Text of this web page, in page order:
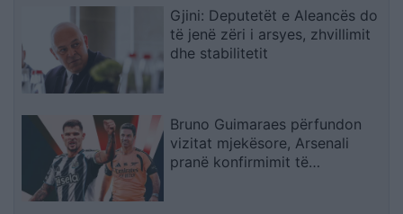
Gjini: Deputetët e Aleancës do
të jenë zëri i arsyes, zhvillimit
dhe stabilitetit
Bruno Guimaraes përfundon
vizitat mjekësore, Arsenali
pranë konfirmimit të